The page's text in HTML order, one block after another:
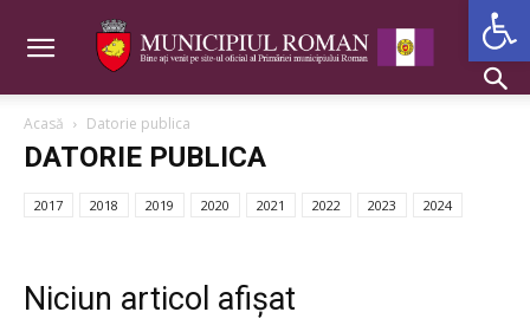
Acasă Datorie publica
DATORIE PUBLICA
2017 2018 2019 2020 2021 2022 2023 2024
Niciun articol afișat